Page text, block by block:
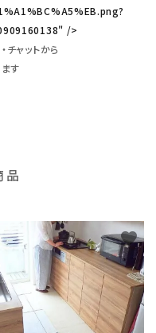
/>
チャットから
す
品
favorite